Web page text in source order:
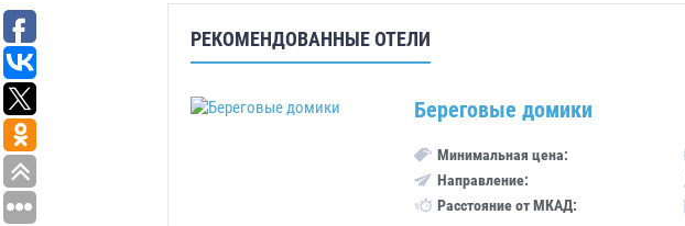
РЕКОМЕНДОВАННЫЕ ОТЕЛИ
Береговые домики
Минимальная цена:
Направление:
Расстояние от МКАД: